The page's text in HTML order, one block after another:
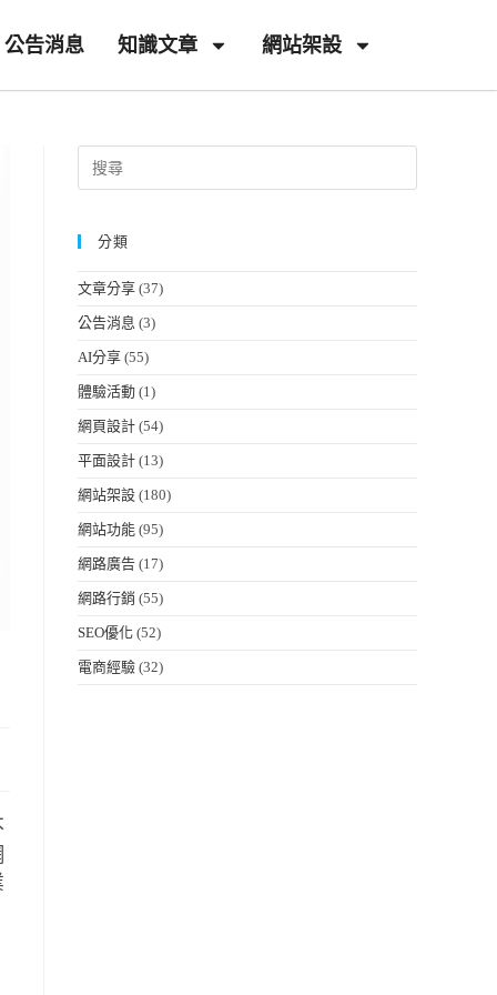
公告消息 知識文章 網站架設
分類
文章分享 (37)
公告消息 (3)
AI分享 (55)
體驗活動 (1)
網頁設計 (54)
平面設計 (13)
網站架設 (180)
網站功能 (95)
網路廣告 (17)
網路行銷 (55)
SEO優化 (52)
電商經驗 (32)